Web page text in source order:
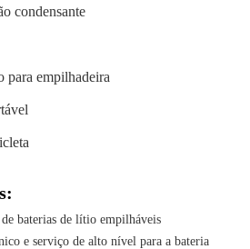
condensante
para empilhadeira
baterias de lítio empilháveis
e serviço de alto nível para a bateria